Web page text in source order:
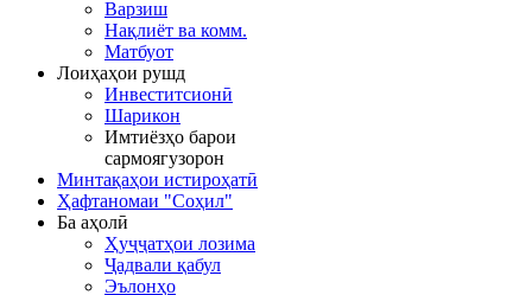
Варзиш
Нақлиёт ва комм.
Матбуот
Лоиҳаҳои рушд
Инвеститсионӣ
Шарикон
Имтиёзҳо барои
сармоягузорон
Минтақаҳои истироҳатӣ
Ҳафтаномаи "Соҳил"
Ба аҳолӣ
Ҳуҷҷатҳои лозима
Ҷадвали қабул
Эълонҳо